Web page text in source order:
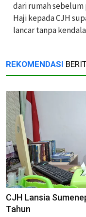
dari rumah sebelum
Haji kepada CJH
lancar tanpa
REKOMENDASI
CJH Lansia
Tahun